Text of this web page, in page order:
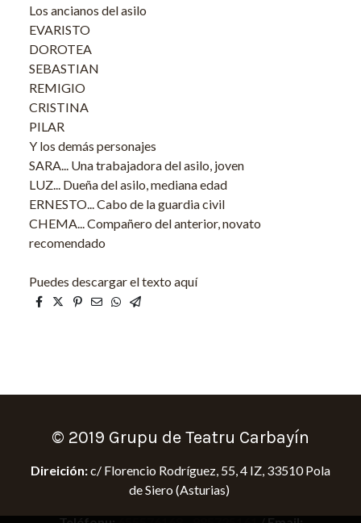
Los ancianos del asilo
EVARISTO
DOROTEA
SEBASTIAN
REMIGIO
CRISTINA
PILAR
Y los demás personajes
SARA... Una trabajadora del asilo, joven
LUZ... Dueña del asilo, mediana edad
ERNESTO... Cabo de la guardia civil
CHEMA... Compañero del anterior, novato
recomendado
Puedes descargar el texto aquí
© 2019 Grupu de Teatru Carbayín
Direición:c/ Florencio Rodríguez, 55, 4 IZ, 33510 Pola
de Siero (Asturias)